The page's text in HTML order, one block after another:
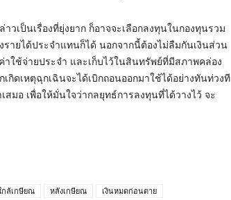
เป็นเรื่องที่ยุ่งยาก ก็อาจจะเลือกลงทุนในกองทุนรวม
ายได้ประจำแทนก็ได้ นอกจากนี้ต้องไม่ลืมกันเงินส่วน
าใช้จ่ายประจำ และเก็บไว้ในสินทรัพย์ที่มีสภาพคล่อง
กิดเหตุฉุกเฉินจะได้เบิกถอนออกมาใช้ได้อย่างทันท่วงที
มอ เพื่อให้มั่นใจว่ากลยุทธ์การลงทุนที่ได้วางไว้ จะ
กล้เกษียณ หลังเกษียณ เงินหมดก่อนตาย